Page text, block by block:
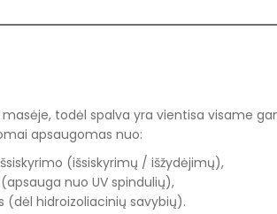
todėl spalva yra vientisa visame
apsaugomas nuo:
(išsiskyrimų / išžydėjimų),
nuo UV spindulių),
(dėl hidroizoliacinių savybių).